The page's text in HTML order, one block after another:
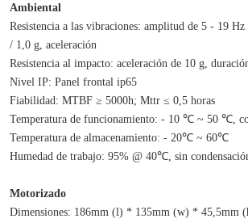
Ambiental
Resistencia a las vibraciones: amplitud de 5 - 19
/ 1,0 g, aceleración
Resistencia al impacto: aceleración de 10 g,
Nivel IP: Panel frontal ip65
Fiabilidad: MTBF ≥ 5000h; Mttr ≤ 0,5 horas
Temperatura de funcionamiento: - 10 ℃ ~ 50 ℃,
Temperatura de almacenamiento: - 20℃ ~ 60℃
Humedad de trabajo: 95% @ 40℃, sin
Motorizado
Dimensiones: 186mm (l) * 135mm (w) * 45,5mm